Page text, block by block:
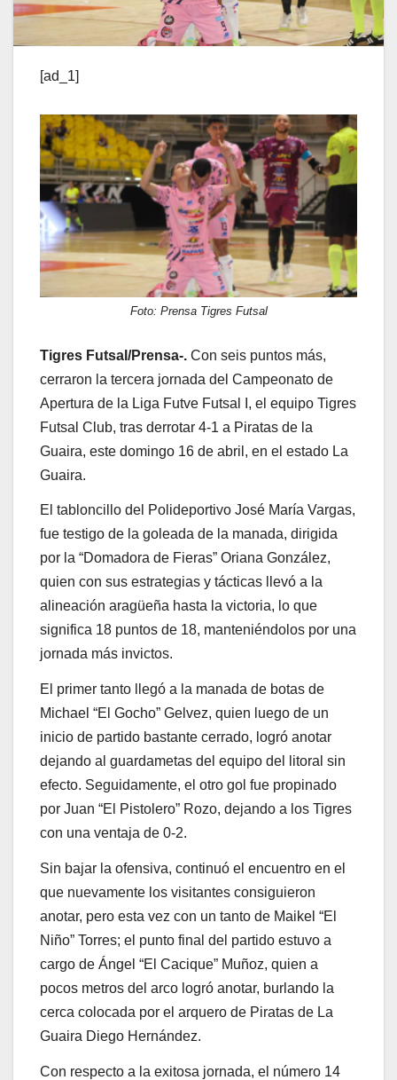
[ad_1]
Foto: Prensa Tigres Futsal
Tigres Futsal/Prensa-. Con seis puntos más,
cerraron la tercera jornada del Campeonato de
Apertura de la Liga Futve Futsal I, el equipo Tigres
Futsal Club, tras derrotar 4-1 a Piratas de la
Guaira, este domingo 16 de abril, en el estado La
Guaira.
El tabloncillo del Polideportivo José María Vargas,
fue testigo de la goleada de la manada, dirigida
por la “Domadora de Fieras” Oriana González,
quien con sus estrategias y tácticas llevó a la
alineación aragüeña hasta la victoria, lo que
significa 18 puntos de 18, manteniéndolos por una
jornada más invictos.
El primer tanto llegó a la manada de botas de
Michael “El Gocho” Gelvez, quien luego de un
inicio de partido bastante cerrado, logró anotar
dejando al guardametas del equipo del litoral sin
efecto. Seguidamente, el otro gol fue propinado
por Juan “El Pistolero” Rozo, dejando a los Tigres
con una ventaja de 0-2.
Sin bajar la ofensiva, continuó el encuentro en el
que nuevamente los visitantes consiguieron
anotar, pero esta vez con un tanto de Maikel “El
Niño” Torres; el punto final del partido estuvo a
cargo de Ángel “El Cacique” Muñoz, quien a
pocos metros del arco logró anotar, burlando la
cerca colocada por el arquero de Piratas de La
Guaira Diego Hernández.
Con respecto a la exitosa jornada, el número 14